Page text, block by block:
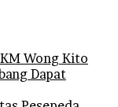
Wong Kito
Dapat